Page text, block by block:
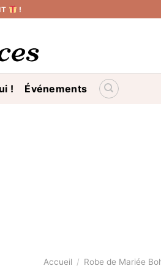
!
! Événements
Accueil / Robe de Mariée